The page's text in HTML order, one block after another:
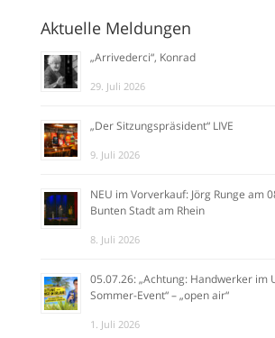
Aktuelle Meldungen
„Arrivederci“, Konrad
29. Juli 2026
„Der Sitzungspräsident“ LIVE
9. Juli 2026
NEU im Vorverkauf: Jörg Runge am
Bunten Stadt am Rhein
8. Juli 2026
05.07.26: „Achtung: Handwerker im
Sommer-Event“ – „open air“
1. Juli 2026